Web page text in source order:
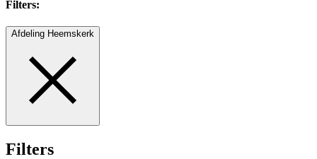
Filters:
Afdeling Heemskerk
Filters